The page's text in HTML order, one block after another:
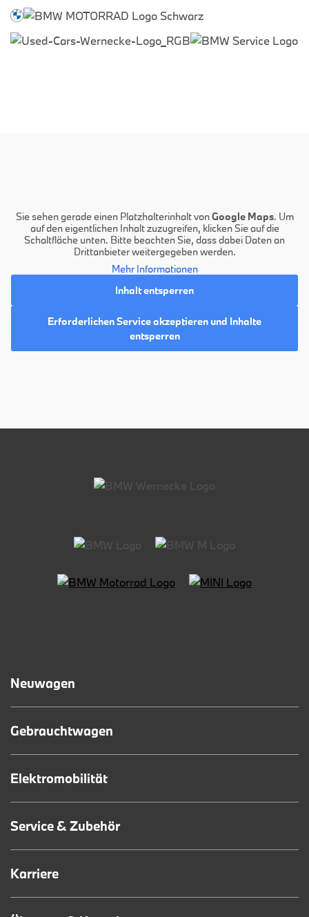
Sie sehen gerade einen Platzhalterinhalt vonGoogle Maps. Um
auf den eigentlichen Inhalt zuzugreifen, klicken Sie auf die
Schaltfläche unten. Bitte beachten Sie, dass dabei Daten an
Drittanbieter weitergegeben werden.
Mehr Informationen
Inhalt entsperren
Erforderlichen Service akzeptieren und Inhalte
entsperren
Neuwagen
Gebrauchtwagen
Elektromobilität
Service & Zubehör
Karriere